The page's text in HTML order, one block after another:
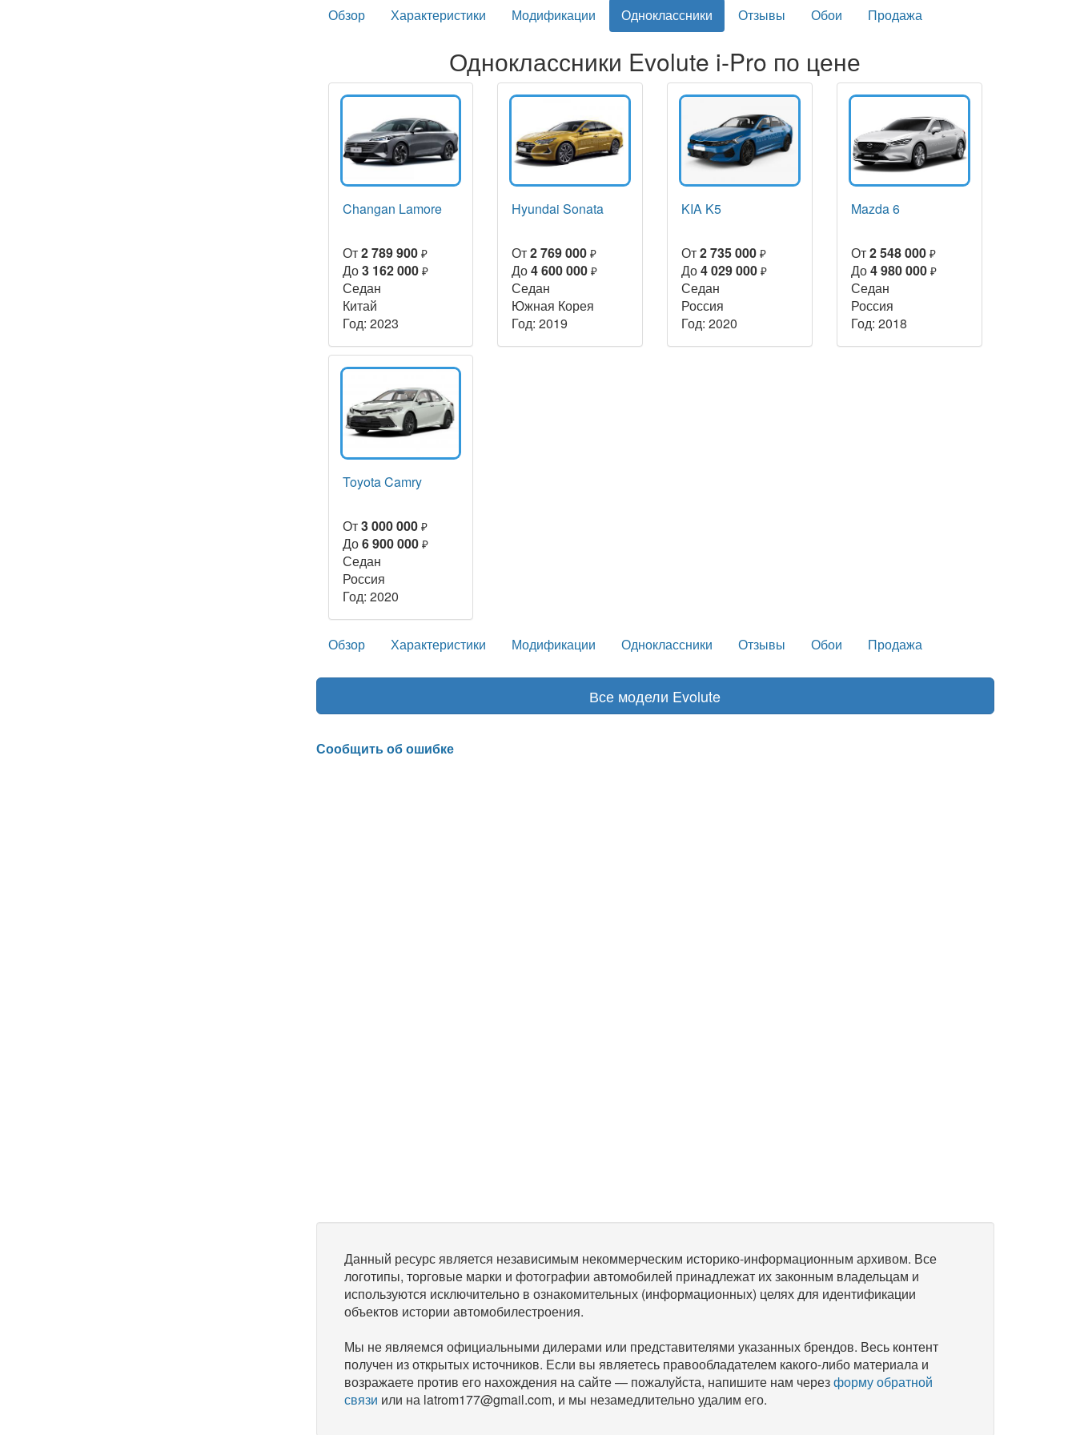
Обзор Характеристики Модификации Одноклассники Отзывы Обои Продажа
Одноклассники Evolute i-Pro по цене
Changan Lamore
От2 789 900 ₽
До3 162 000 ₽
Седан
Китай
Год: 2023
Hyundai Sonata
От2 769 000 ₽
До4 600 000 ₽
Седан
Южная Корея
Год: 2019
KIA K5
От2 735 000 ₽
До4 029 000 ₽
Седан
Россия
Год: 2020
Mazda 6
От2 548 000 ₽
До4 980 000 ₽
Седан
Россия
Год: 2018
Toyota Camry
От3 000 000 ₽
До6 900 000 ₽
Седан
Россия
Год: 2020
Обзор Характеристики Модификации Одноклассники Отзывы Обои Продажа
Все модели Evolute
Сообщить об ошибке
Данный ресурс является независимым некоммерческим историко-информационным архивом. Все
логотипы, торговые марки и фотографии автомобилей принадлежат их законным владельцам и
используются исключительно в ознакомительных (информационных) целях для идентификации
объектов истории автомобилестроения.
Мы не являемся официальными дилерами или представителями указанных брендов. Весь контент
получен из открытых источников. Если вы являетесь правообладателем какого-либо материала и
возражаете против его нахождения на сайте — пожалуйста, напишите нам черезформу обратной
связи или на latrom177@gmail.com, и мы незамедлительно удалим его.